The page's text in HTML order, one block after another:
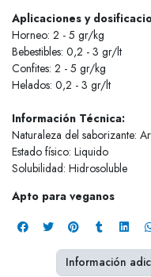
Aplicaciones y
Horneo: 2 - 5 gr/kg
Bebestibles: 0,2 - 3 gr/lt
Confites: 2 - 5 gr/kg
Helados: 0,2 - 3 gr/lt
Información Técnica:
Naturaleza del saborizante:
Estado físico: Liquido
Solubilidad: Hidrosoluble
Apto para veganos
Información